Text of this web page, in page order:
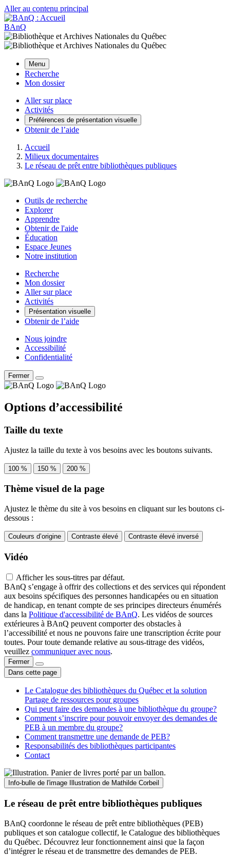
Aller au contenu principal
BAnQ
Menu
Recherche
Mon dossier
Aller sur place
Activités
Préférences de présentation visuelle
Obtenir de l’aide
Accueil
Milieux documentaires
Le réseau de prêt entre bibliothèques publiques
Outils de recherche
Explorer
Apprendre
Obtenir de l'aide
Éducation
Espace Jeunes
Notre institution
Recherche
Mon dossier
Aller sur place
Activités
Présentation visuelle
Obtenir de l’aide
Nous joindre
Accessibilité
Confidentialité
Fermer
Options d’accessibilité
Taille du texte
Ajustez la taille du texte à vos besoins avec les boutons suivants.
100 % 150 % 200 %
Thème visuel de la page
Ajustez le thème du site à vos besoins en cliquant sur les boutons ci-
dessous :
Couleurs d’origine Contraste élevé Contraste élevé inversé
Vidéo
Afficher les sous-titres par défaut.
BAnQ s’engage à offrir des collections et des services qui répondent
aux besoins spécifiques des personnes handicapées ou en situation
de handicap, en tenant compte de ses principes directeurs énumérés
dans la Politique d'accessibilité de BAnQ. Les vidéos de sources
extérieures à BAnQ peuvent comporter des obstacles à
l’accessibilité et nous ne pouvons faire une transcription écrite pour
toutes. Pour toute demande relative au sous-titrage des vidéos,
veuillez communiquer avec nous.
Fermer
Dans cette page
Le Catalogue des bibliothèques du Québec et la solution
Partage de ressources pour groupes
Qui peut faire des demandes à une bibliothèque du groupe?
Comment s’inscrire pour pouvoir envoyer des demandes de
PEB à un membre du groupe?
Comment transmettre une demande de PEB?
Responsabilités des bibliothèques participantes
Contact
Info-bulle de l'image Illustration de Mathilde Corbeil
Le réseau de prêt entre bibliothèques publiques
BAnQ coordonne le réseau de prêt entre bibliothèques (PEB)
publiques et son catalogue collectif, le Catalogue des bibliothèques
du Québec. Découvrez leur fonctionnement ainsi que la façon
d’intégrer le réseau et de transmettre des demandes de PEB.